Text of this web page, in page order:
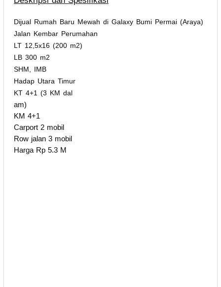
Dijual Rumah Baru Mewah di Galaxy Bumi Permai (Araya)
Jalan Kembar Perumahan
LT 12,5x16 (200 m2)
LB 300 m2
SHM, IMB
Hadap Utara Timur
KT 4+1 (3 KM dal
am)
KM 4+1
Carport 2 mobil
Row jalan 3 mobil
Harga Rp 5.3 M